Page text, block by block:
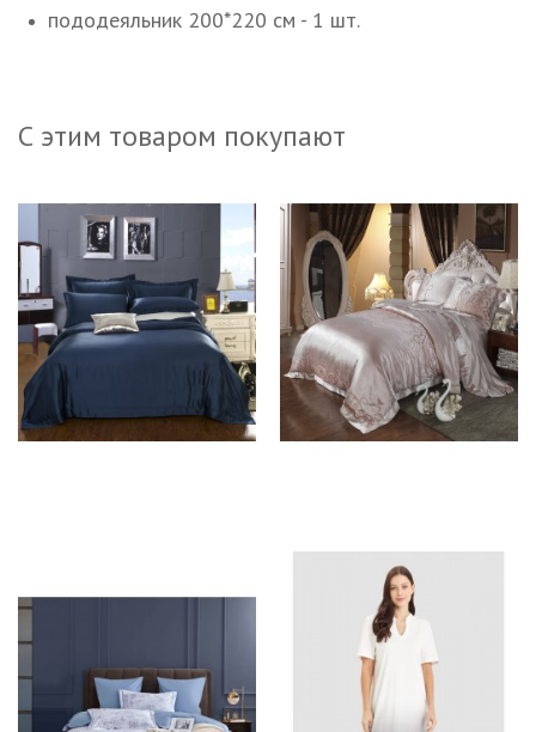
пододеяльник 200*220 см - 1 шт.
С этим товаром покупают